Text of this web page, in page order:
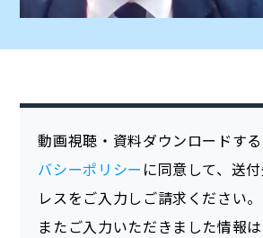
動画視聴・資料ダウンロードする
バシーポリシー に同意して、送
レスをご入力しご請求ください。
またご入力いただきました情報